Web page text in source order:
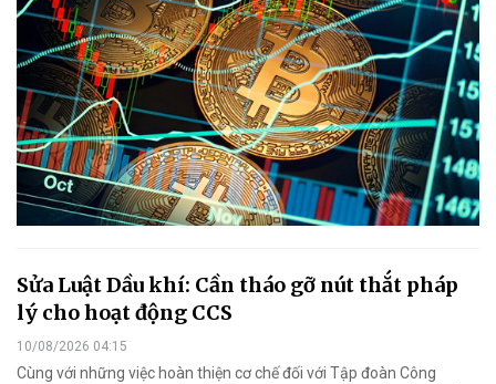
Sửa Luật Dầu khí: Cần tháo gỡ nút thắt pháp
lý cho hoạt động CCS
10/08/2026 04:15
Cùng với những việc hoàn thiện cơ chế đối với Tập đoàn Công